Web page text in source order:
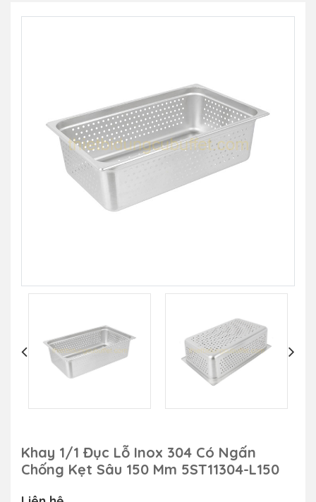
Khay 1/1 Đục Lỗ Inox 304 Có Ngấn
Chống Kẹt Sâu 150 Mm 5ST11304-L150